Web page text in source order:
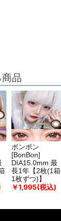
品
ボンボン
[BonBon]
DIA15.0mm 最
長1年【2枚(1箱
1枚ずつ)】
￥1,995(税込)